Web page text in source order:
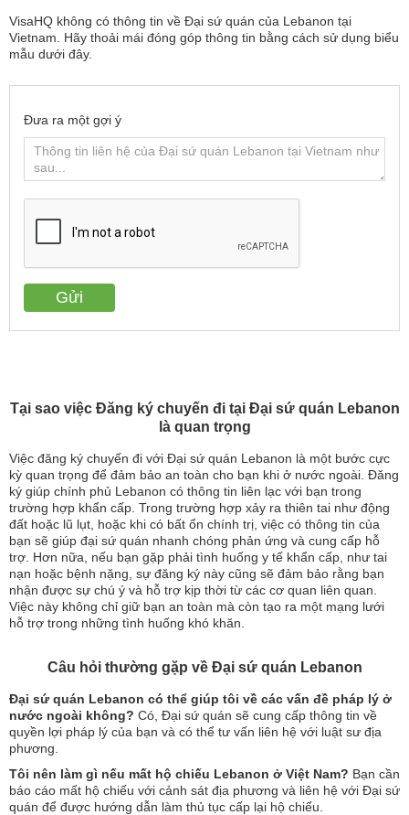
Tại sao việc Đăng ký chuyến đi tại Đại sứ quán Lebanon
là quan trọng
Việc đăng ký chuyến đi với Đại sứ quán Lebanon là một bước cực
kỳ quan trọng để đảm bảo an toàn cho bạn khi ở nước ngoài. Đăng
ký giúp chính phủ Lebanon có thông tin liên lạc với bạn trong
trường hợp khẩn cấp. Trong trường hợp xảy ra thiên tai như động
đất hoặc lũ lụt, hoặc khi có bất ổn chính trị, việc có thông tin của
bạn sẽ giúp đại sứ quán nhanh chóng phản ứng và cung cấp hỗ
trợ. Hơn nữa, nếu bạn gặp phải tình huống y tế khẩn cấp, như tai
nạn hoặc bệnh nặng, sự đăng ký này cũng sẽ đảm bảo rằng bạn
nhận được sự chú ý và hỗ trợ kịp thời từ các cơ quan liên quan.
Việc này không chỉ giữ bạn an toàn mà còn tạo ra một mạng lưới
hỗ trợ trong những tình huống khó khăn.
Câu hỏi thường gặp về Đại sứ quán Lebanon
Đại sứ quán Lebanon có thể giúp tôi về các vấn đề pháp lý ở
nước ngoài không? Có, Đại sứ quán sẽ cung cấp thông tin về
quyền lợi pháp lý của bạn và có thể tư vấn liên hệ với luật sư địa
phương.
Tôi nên làm gì nếu mất hộ chiếu Lebanon ở Việt Nam? Bạn cần
báo cáo mất hộ chiếu với cảnh sát địa phương và liên hệ với Đại sứ
quán để được hướng dẫn làm thủ tục cấp lại hộ chiếu.
VisaHQ không có thông tin về Đại sứ quán của Lebanon tại
Vietnam. Hãy thoải mái đóng góp thông tin bằng cách sử dụng biểu
mẫu dưới đây.
Đưa ra một gợi ý